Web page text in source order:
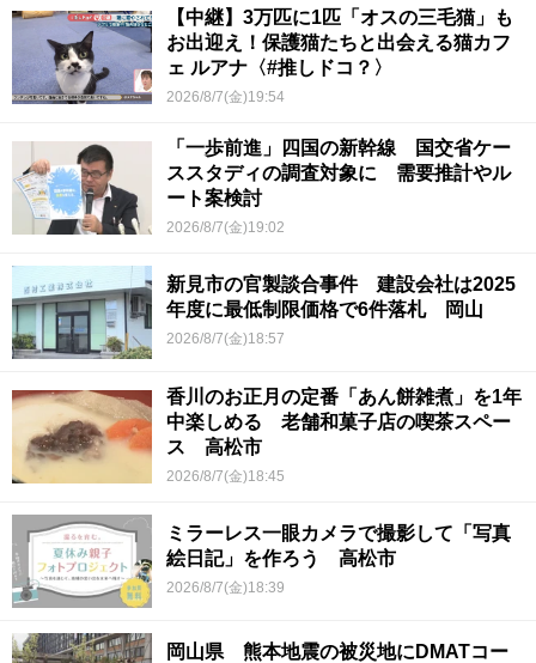
【中継】3万匹に1匹「オスの三毛猫」も
お出迎え！保護猫たちと出会える猫カフ
ェ ルアナ〈#推しドコ？〉
2026/8/7(金)19:54
「一歩前進」四国の新幹線 国交省ケー
ススタディの調査対象に 需要推計やル
ート案検討
2026/8/7(金)19:02
新見市の官製談合事件 建設会社は2025
年度に最低制限価格で6件落札 岡山
2026/8/7(金)18:57
香川のお正月の定番「あん餅雑煮」を1年
中楽しめる 老舗和菓子店の喫茶スペー
ス 高松市
2026/8/7(金)18:45
ミラーレス一眼カメラで撮影して「写真
絵日記」を作ろう 高松市
2026/8/7(金)18:39
岡山県 熊本地震の被災地にDMATコー